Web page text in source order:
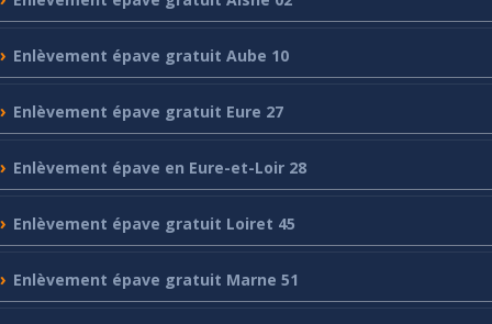
Enlèvement épave gratuit Aube 10
Enlèvement épave gratuit Eure 27
Enlèvement épave en Eure-et-Loir 28
Enlèvement épave gratuit Loiret 45
Enlèvement épave gratuit Marne 51